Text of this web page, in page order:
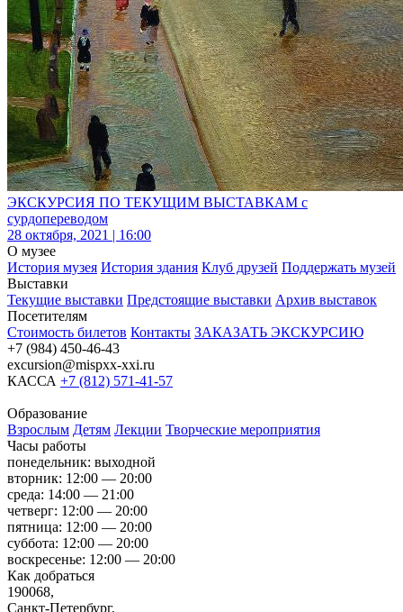
ЭКСКУРСИЯ ПО ТЕКУЩИМ ВЫСТАВКАМ с
сурдопереводом
28 октября, 2021 | 16:00
О музее
История музея История здания Клуб друзей Поддержать музей
Выставки
Текущие выставки Предстоящие выставки Архив выставок
Посетителям
Стоимость билетов Контакты ЗАКАЗАТЬ ЭКСКУРСИЮ
+7 (984) 450-46-43
excursion@mispxx-xxi.ru
КАССА +7 (812) 571-41-57
Образование
Взрослым Детям Лекции Творческие мероприятия
Часы работы
понедельник: выходной
вторник: 12:00 — 20:00
среда: 14:00 — 21:00
четверг: 12:00 — 20:00
пятница: 12:00 — 20:00
суббота: 12:00 — 20:00
воскресенье: 12:00 — 20:00
Как добраться
190068,
Санкт-Петербург,